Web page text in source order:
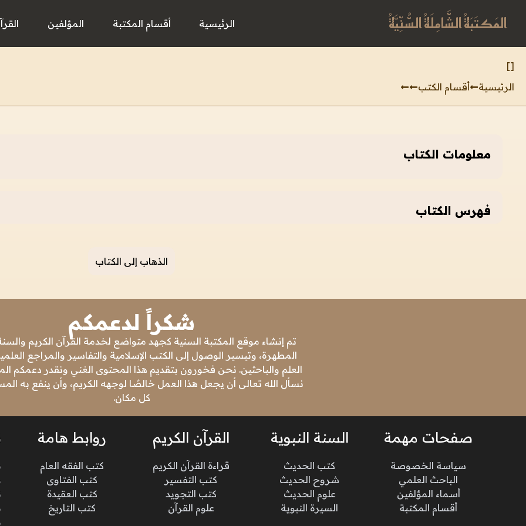
المَكتَبَةُ الشَّامِلَةُ السُّنِّيَّةُ الرئيسية أقسام المكتبة المؤلفين
[
]
الرئيسية
أقسام الكتب
معلومات الكتاب
فهرس الكتاب
الذهاب إلى الكتاب
شكراً لدعمكم
تم إنشاء موقع المكتبة السنية كجهد متواضع لخدمة القرآن الكريم والسنة
المطهرة، وتيسير الوصول إلى الكتب الإسلامية والتفاسير والمراجع
العلم والباحثين. نحن فخورون بتقديم هذا المحتوى الغني ونقدر دعمكم
نسأل الله تعالى أن يجعل هذا العمل خالصًا لوجهه الكريم، وأن ينفع به
كل مكان.
صفحات مهمة
سياسة الخصوصة
الباحث العلمي
أسماء المؤلفين
أقسام المكتبة
السنة النبوية
كتب الحديث
شروح الحديث
علوم الحديث
السيرة النبوية
القرآن الكريم
قراءة القرآن الكريم
كتب التفسير
كتب التجويد
علوم القرآن
روابط هامة
كتب الفقه العام
كتب الفتاوى
كتب العقيدة
كتب التاريخ